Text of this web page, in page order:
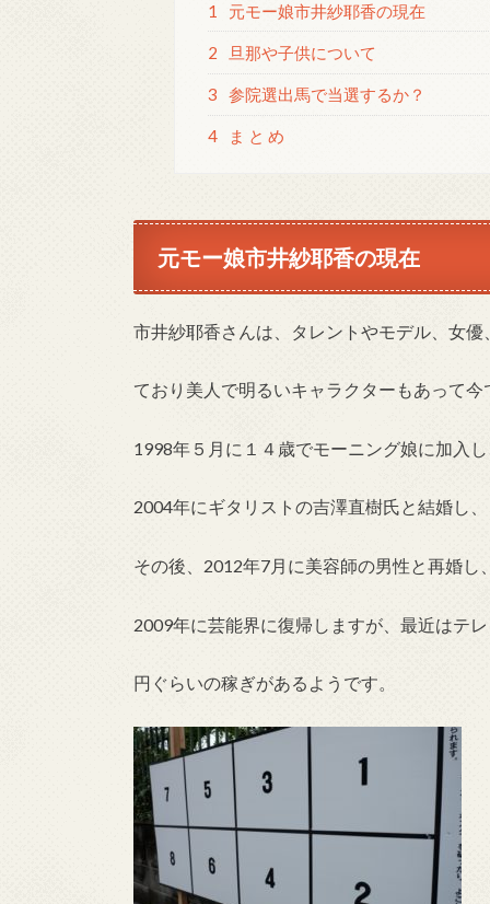
1 元モー娘市井紗耶香の現在
2 旦那や子供について
3 参院選出馬で当選するか？
4 ま と め
元モー娘市井紗耶香の現在
市井紗耶香さんは、タレントやモデル、女
ており美人で明るいキャラクターもあって
1998年５月に１４歳でモーニング娘に加入
2004年にギタリストの吉澤直樹氏と結婚し
その後、2012年7月に美容師の男性と再婚
2009年に芸能界に復帰しますが、最近はテ
円ぐらいの稼ぎがあるようです。